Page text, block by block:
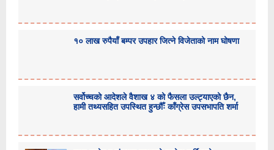
१० लाख रुपैयाँ बम्पर उपहार जित्ने विजेताको नाम घोषणा
सर्वोच्चको आदेशले वैशाख ४ को फैसला उल्ट्याएको छैन,
हामी तथ्यसहित उपस्थित हुन्छौँः काँग्रेस उपसभापति शर्मा